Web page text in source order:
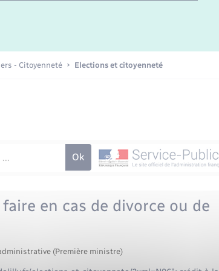
- Citoyenneté Elections et citoyenneté
en cas de divorce ou de
(Première ministre)